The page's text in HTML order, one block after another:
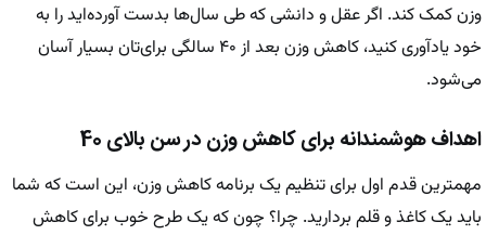
وزن کمک کند. اگر عقل و دانشی که طی سال‌ها بدست آورده‌اید را به
خود یادآوری کنید، کاهش وزن بعد از ۴۰ سالگی برای‌تان بسیار آسان
می‌شود.
اهداف هوشمندانه برای کاهش وزن در سن بالای 40
مهمترین قدم اول برای تنظیم یک برنامه کاهش وزن، این است که شما
باید یک کاغذ و قلم بردارید. چرا؟ چون که یک طرح خوب برای کاهش